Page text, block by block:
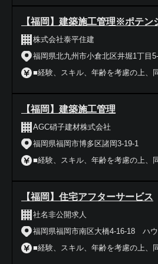
【福岡】建築施工管理※ポテン
株式会社泰平住建
福岡県北九州市小倉北区井堀1丁目
■経験、スキル、年齢を考慮の上、
【福岡】建築施工管理
AGC硝子建材株式会社
福岡県福岡市博多区諸岡3-19-1
■経験、スキル、年齢を考慮の上、
【福岡】住宅アフターサービス
社名非公開求人
福岡県福岡市南区大橋4-16-18 ハ
■経験、スキル、年齢を考慮の上、